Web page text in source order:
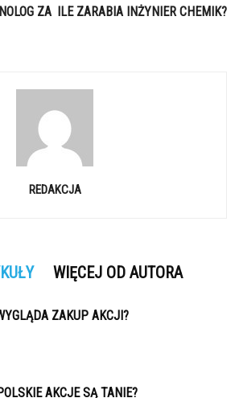
ZA ILE ZARABIA INŻYNIER CHEMIK?
REDAKCJA
WIĘCEJ OD AUTORA
ZAKUP AKCJI?
AKCJE SĄ TANIE?